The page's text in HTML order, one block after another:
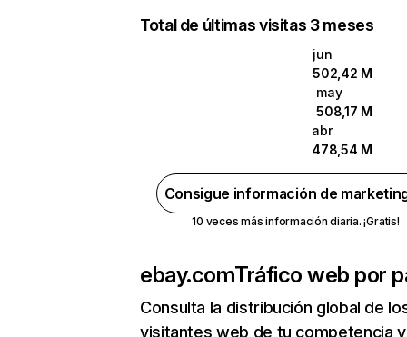
Total de últimas visitas 3 meses
jun
502,42 M
may
508,17 M
abr
478,54 M
Consigue información de
10 veces más información diaria. ¡Gratis!
ebay.comTráfico web por
Consulta la distribución global de
visitantes web de tu competencia y